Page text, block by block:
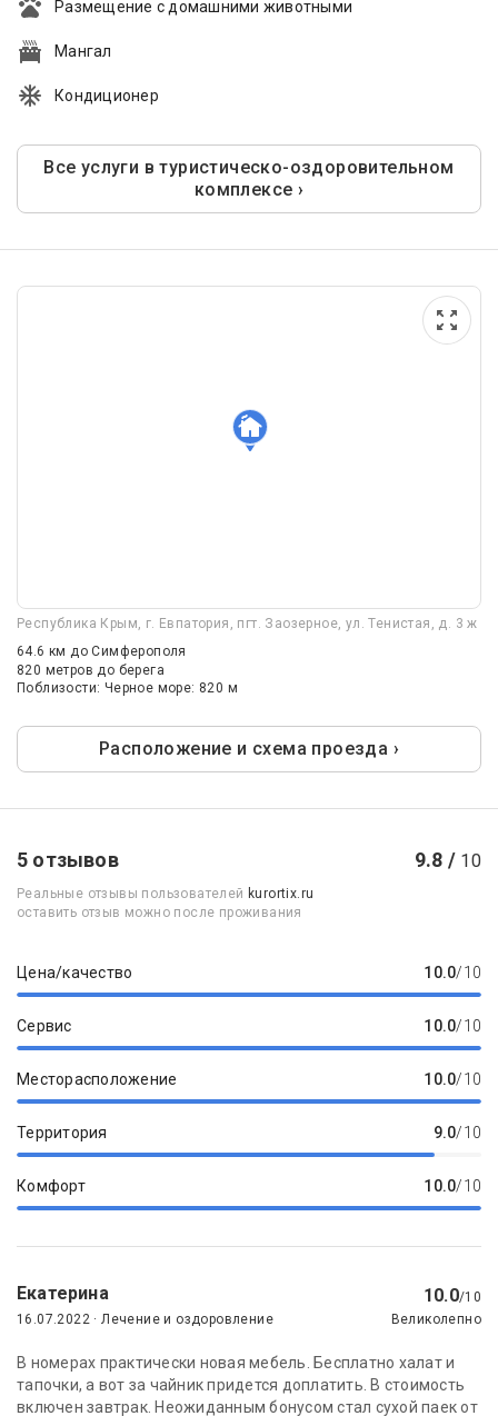
Размещение с домашними животными
Мангал
Кондиционер
Все услуги в туристическо-оздоровительном
комплексе ›
Республика Крым, г. Евпатория, пгт. Заозерное, ул. Тенистая, д. 3 ж
64.6 кмдо Симферополя
820 метров до берега
Поблизости: Черное море: 820 м
Расположение и схема проезда ›
5 отзывов 9.8 / 10
Реальные отзывы пользователей kurortix.ru
оставить отзыв можно после проживания
Цена/качество 10.0/10
Сервис 10.0/10
Месторасположение 10.0/10
Территория 9.0/10
Комфорт 10.0/10
Екатерина 10.0/10
16.07.2022 · Лечение и оздоровление
Великолепно
В номерах практически новая мебель. Бесплатно халат и
тапочки, а вот за чайник придется доплатить. В стоимость
включен завтрак. Неожиданным бонусом стал сухой паек от